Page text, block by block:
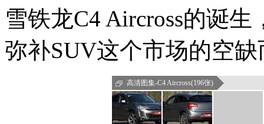
雪铁龙C4 Aircross的诞
弥补SUV这个市场的空
高清图集-C4 Aircross(196张)